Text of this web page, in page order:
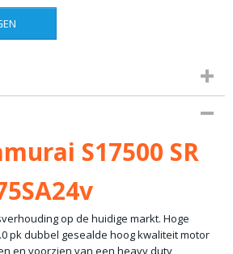
S17500 SR
op de huidige markt. Hoge
pk dubbel gesealde hoog kwaliteit motor
en voorzien van een heavy duty